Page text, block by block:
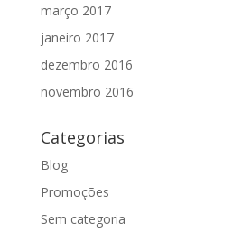
março 2017
janeiro 2017
dezembro 2016
novembro 2016
Categorias
Blog
Promoções
Sem categoria